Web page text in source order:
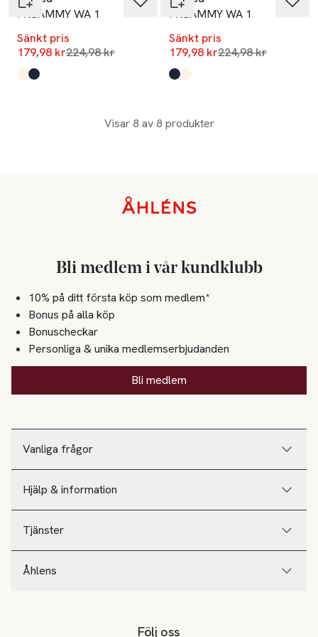
FRSAMMY WA 1
Sänkt pris
179,98 krLägsta pris 30 dagar
224,98 kr
Produkten finns i färgerna:
Whisper White
Navy Blazer
FRSAMMY WA 1
Sänkt pris
179,98 krLägsta pris 30
224,98 kr
Produkten finns i färgerna:
Navy Blazer
Whisper White
Visar 8 av 8 produkter
Vanliga frågor
Hjälp & information
Tjänster
Åhlens
Bli medlem i vår kundklubb
10% på ditt första köp som medlem*
Bonus på alla köp
Bonuscheckar
Personliga & unika medlemserbjudanden
Bli medlem
Följ oss